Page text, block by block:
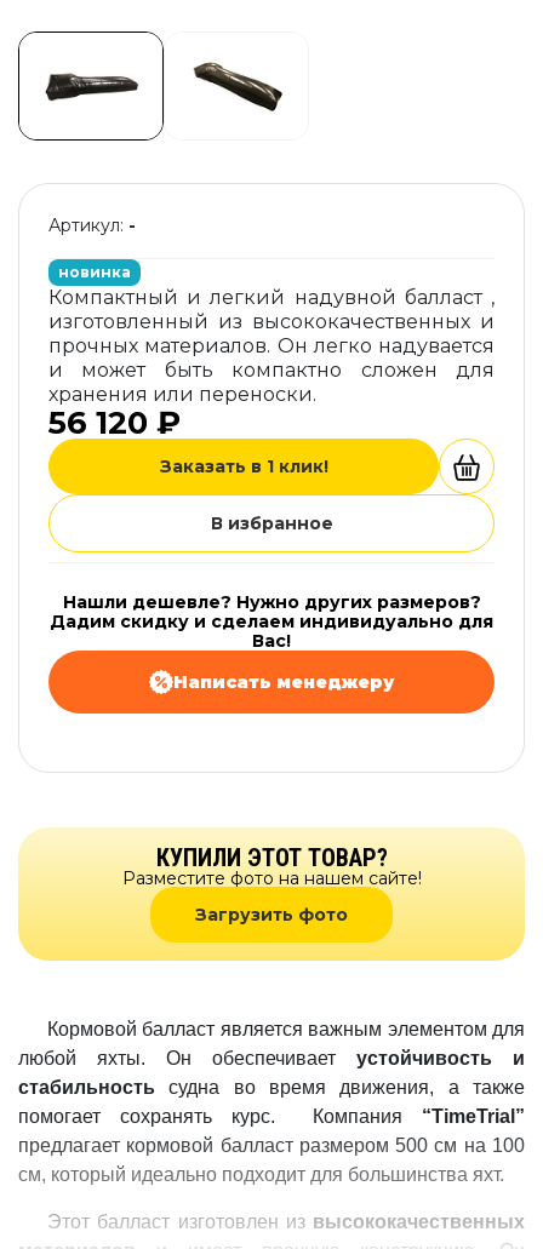
Артикул: -
новинка
Компактный и легкий надувной балласт ,
изготовленный из высококачественных и
прочных материалов. Он легко надувается
и может быть компактно сложен для
хранения или переноски.
56 120 ₽
Заказать в 1 клик!
В избранное
Нашли дешевле? Нужно других размеров?
Дадим скидку и сделаем индивидуально для
Вас!
Написать менеджеру
КУПИЛИ ЭТОТ ТОВАР?
Разместите фото на нашем сайте!
Загрузить фото
Кормовой балласт является важным элементом для
любой яхты. Он обеспечивает устойчивость и
стабильность судна во время движения, а также
помогает сохранять курс. Компания “TimeTrial”
предлагает кормовой балласт размером 500 см на 100
см, который идеально подходит для большинства яхт.
Этот балласт изготовлен из высококачественных